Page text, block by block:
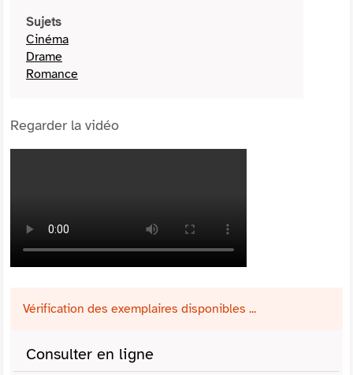
Sujets
Cinéma
Drame
Romance
Regarder la vidéo
Vérification des exemplaires disponibles ...
Consulter en ligne